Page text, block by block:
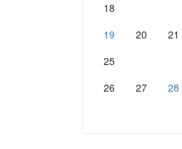
18
19
20 21
25
26
27 28